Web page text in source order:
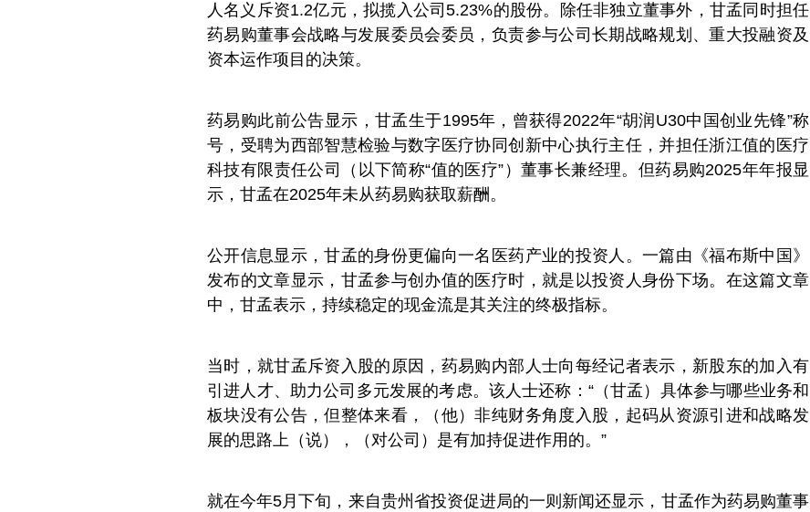
人名义斥资1.2亿元，拟揽入公司5.23%的股份。除任非独立董事外，甘孟同时担任
药易购董事会战略与发展委员会委员，负责参与公司长期战略规划、重大投融资及
资本运作项目的决策。
药易购此前公告显示，甘孟生于1995年，曾获得2022年“胡润U30中国创业先锋”称
号，受聘为西部智慧检验与数字医疗协同创新中心执行主任，并担任浙江值的医疗
科技有限责任公司（以下简称“值的医疗”）董事长兼经理。但药易购2025年年报显
示，甘孟在2025年未从药易购获取薪酬。
公开信息显示，甘孟的身份更偏向一名医药产业的投资人。一篇由《福布斯中国》
发布的文章显示，甘孟参与创办值的医疗时，就是以投资人身份下场。在这篇文章
中，甘孟表示，持续稳定的现金流是其关注的终极指标。
当时，就甘孟斥资入股的原因，药易购内部人士向每经记者表示，新股东的加入有
引进人才、助力公司多元发展的考虑。该人士还称：“（甘孟）具体参与哪些业务和
板块没有公告，但整体来看，（他）非纯财务角度入股，起码从资源引进和战略发
展的思路上（说），（对公司）是有加持促进作用的。”
就在今年5月下旬，来自贵州省投资促进局的一则新闻还显示，甘孟作为药易购董事